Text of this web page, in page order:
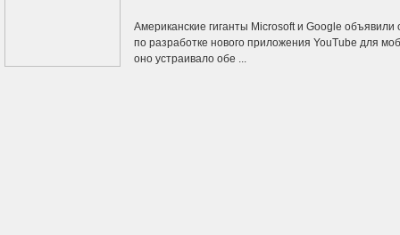
Американские гиганты Microsoft и Google
по разработке нового приложения YouTube для
оно устраивало обе ...